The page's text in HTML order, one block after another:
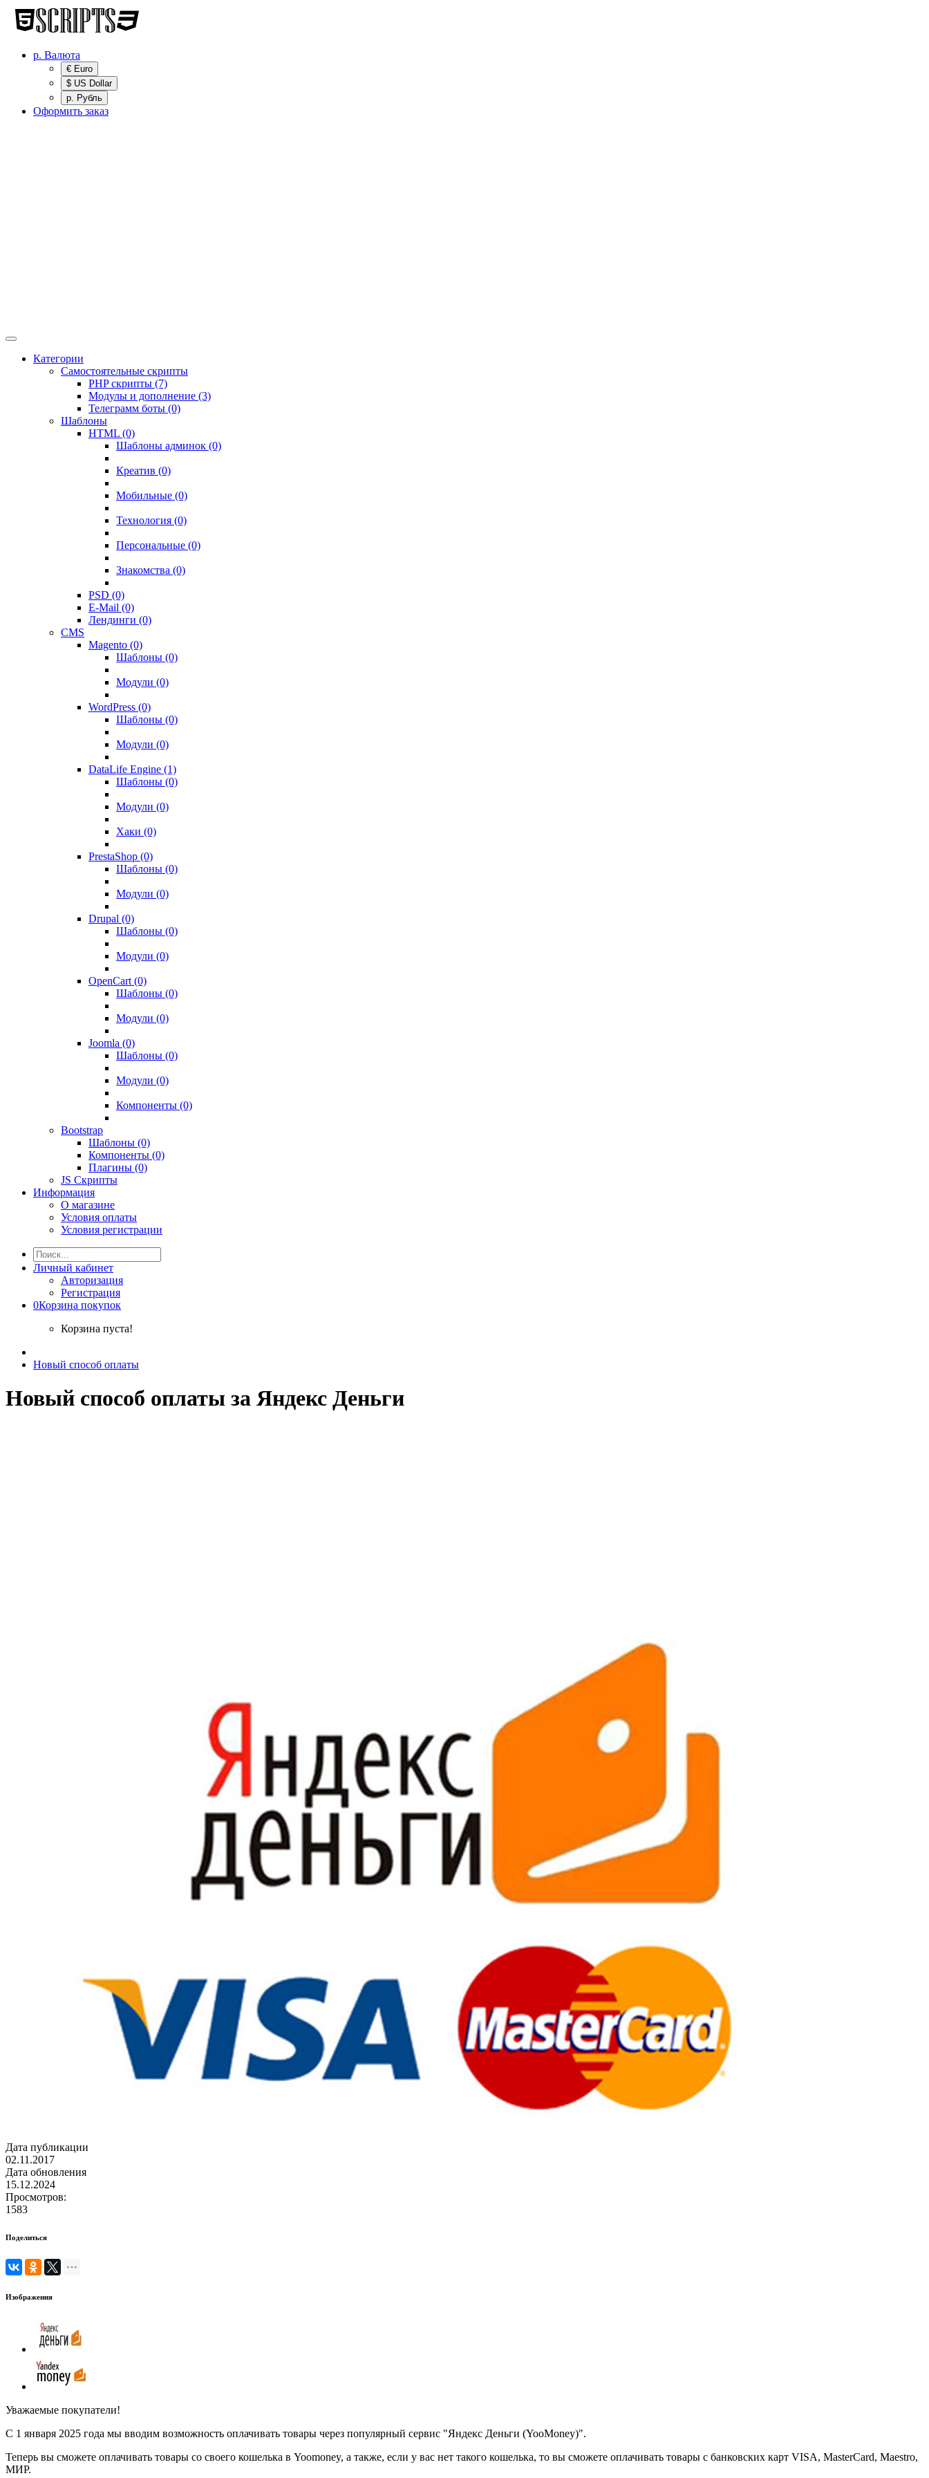
р. Валюта
€ Euro
$ US Dollar
р. Рубль
Оформить заказ
Категории
Самостоятельные скрипты
PHP скрипты (7)
Модулы и дополнение (3)
Телеграмм боты (0)
Шаблоны
HTML (0)
Шаблоны админок (0)
Креатив (0)
Мобильные (0)
Технология (0)
Персональные (0)
Знакомства (0)
PSD (0)
E-Mail (0)
Лендинги (0)
CMS
Magento (0)
Шаблоны (0)
Модули (0)
WordPress (0)
Шаблоны (0)
Модули (0)
DataLife Engine (1)
Шаблоны (0)
Модули (0)
Хаки (0)
PrestaShop (0)
Шаблоны (0)
Модули (0)
Drupal (0)
Шаблоны (0)
Модули (0)
OpenCart (0)
Шаблоны (0)
Модули (0)
Joomla (0)
Шаблоны (0)
Модули (0)
Компоненты (0)
Bootstrap
Шаблоны (0)
Компоненты (0)
Плагины (0)
JS Скрипты
Информация
О магазине
Условия оплаты
Условия регистрации
Личный кабинет
Авторизация
Регистрация
0Корзина покупок
Корзина пуста!
Новый способ оплаты
Новый способ оплаты за Яндекс Деньги
Дата публикации
02.11.2017
Дата обновления
15.12.2024
Просмотров:
1583
Поделиться
Изображения
Уважаемые покупатели!
С 1 января 2025 года мы вводим возможность оплачивать товары через популярный сервис "Яндекс Деньги (YooMoney)".
Теперь вы сможете оплачивать товары со своего кошелька в Yoomoney, а также, если у вас нет такого кошелька, то вы сможете оплачивать товары с банковских карт VISA, MasterCard, Maestro,
МИР.